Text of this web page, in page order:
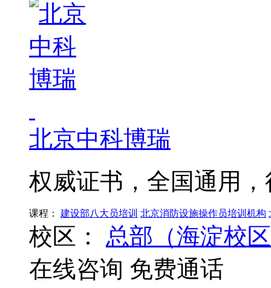
北京中科博瑞
权威证书，全国通用
课程： 建设部八大员培训 北京消防设施操作员培训机构
校区：
总部（海淀校
在线咨询 免费通话